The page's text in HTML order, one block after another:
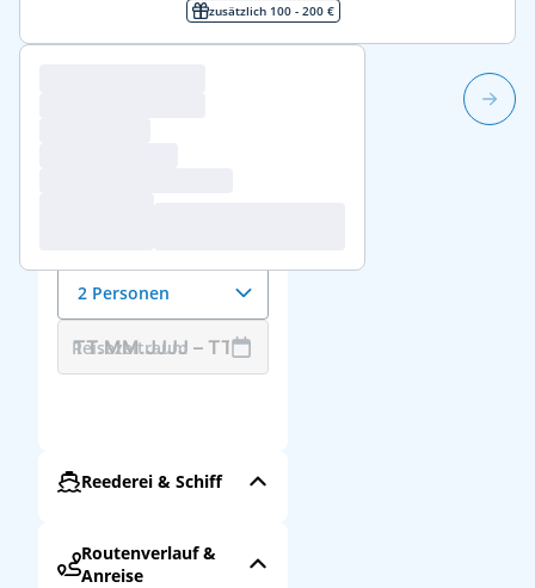
2 Personen
Reisezeitraum
Reederei & Schiff
Routenverlauf &
Anreise
zusätzlich 100 - 200 €